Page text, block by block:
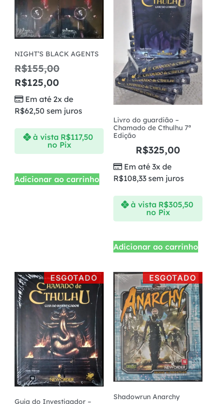
NIGHT’S BLACK AGENTS
R$155,00
R$125,00
Em até 2x de
R$62,50 sem juros
à vista R$117,50
no Pix
Adicionar ao carrinho
Livro do guardião –
Chamado de Cthulhu 7ª
Edição
R$325,00
Em até 3x de
R$108,33 sem juros
à vista R$305,50
no Pix
Adicionar ao carrinho
ESGOTADO
Guia do Investigador –
ESGOTADO
Shadowrun Anarchy